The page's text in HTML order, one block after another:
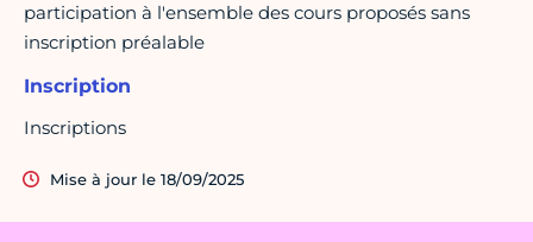
participation à l'ensemble des cours proposés sans
inscription préalable
Inscription
Inscriptions
Mise à jour le 18/09/2025